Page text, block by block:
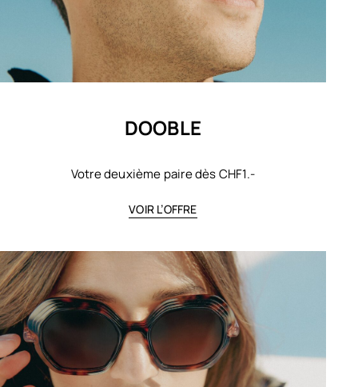
DOOBLE
Votre deuxième paire dès CHF1.-
VOIR L’OFFRE